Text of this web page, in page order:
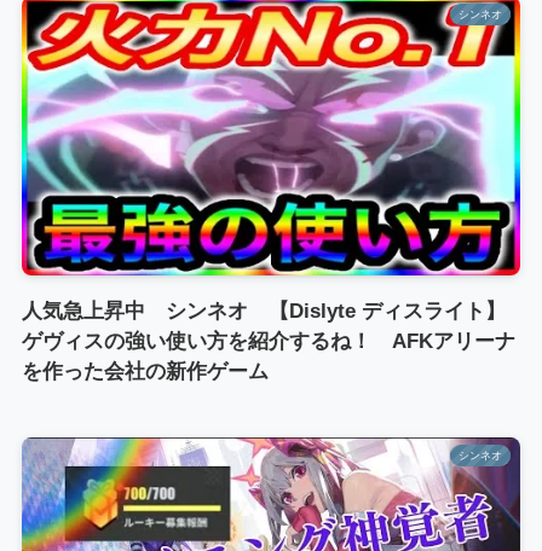
シンネオ
人気急上昇中 シンネオ 【Dislyte ディスライト】
ゲヴィスの強い使い方を紹介するね！ AFKアリーナ
を作った会社の新作ゲーム
シンネオ